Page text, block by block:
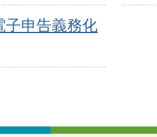
子申告義務化